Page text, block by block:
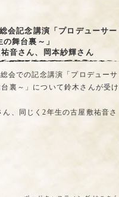
会記念講演「プロデューサー
舞台裏～」
音さん、岡本紗輝さん
会での記念講演「プロデューサ
裏～」について鈴木さんが受け
、同じく2年生の古屋敷祐音さ